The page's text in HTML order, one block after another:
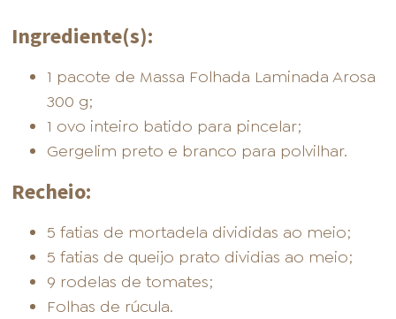
Ingrediente(s):
1 pacote de Massa Folhada Laminada Arosa
300 g;
1 ovo inteiro batido para pincelar;
Gergelim preto e branco para polvilhar.
Recheio:
5 fatias de mortadela divididas ao meio;
5 fatias de queijo prato dividias ao meio;
9 rodelas de tomates;
Folhas de rúcula.